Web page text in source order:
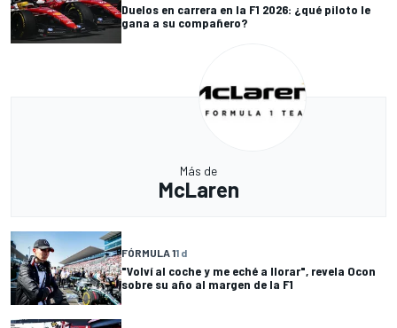
Duelos en carrera en la F1 2026: ¿qué piloto le
gana a su compañero?
Más de
McLaren
FÓRMULA 11 d
"Volví al coche y me eché a llorar", revela Ocon
sobre su año al margen de la F1